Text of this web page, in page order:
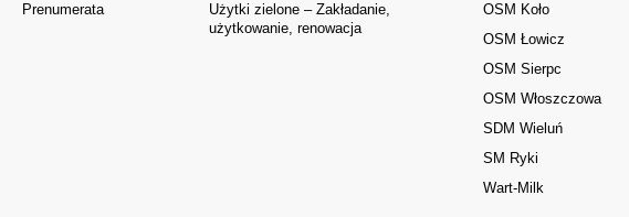
Prenumerata
Użytki zielone – Zakładanie,
użytkowanie, renowacja
OSM Koło
OSM Łowicz
OSM Sierpc
OSM Włoszczowa
SDM Wieluń
SM Ryki
Wart-Milk